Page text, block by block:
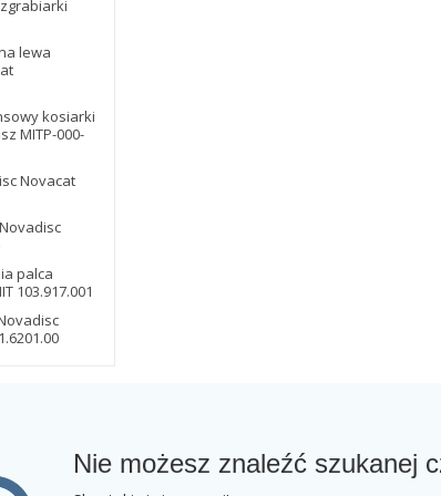
lewa
kosiarki
MITP-000-
Novacat
palca
103.917.001
Nie możesz znaleźć szukanej